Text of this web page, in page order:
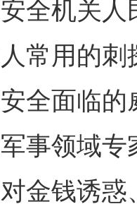
全机关
常用的
全面临
事领域
金钱诱